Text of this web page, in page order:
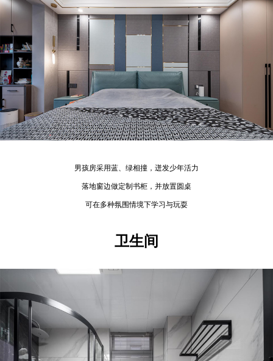
男孩房采用蓝、绿相撞，迸发少年活力
落地窗边做定制书柜，并放置圆桌
可在多种氛围情境下学习与玩耍
卫生间